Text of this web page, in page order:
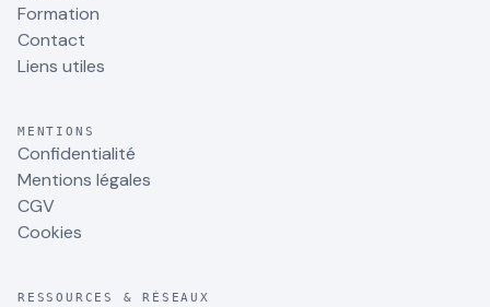
Formation
Contact
Liens utiles
MENTIONS
Confidentialité
Mentions légales
CGV
Cookies
RESSOURCES & RÉSEAUX